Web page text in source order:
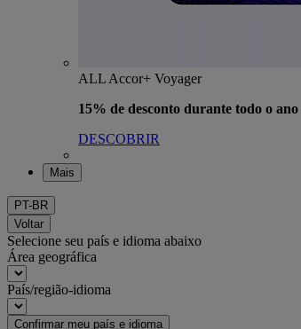
ALL Accor+ Voyager
15% de desconto durante todo o ano
DESCOBRIR
Mais
PT-BR
Voltar
Selecione seu país e idioma abaixo
Área geográfica
País/região-idioma
Confirmar meu país e idioma